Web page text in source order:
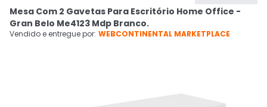
Cupons
CADASTRE-SE
Mesa Com 2 Gavetas Para Escritório Home Office -
Gran Belo Me4123 Mdp Branco.
Vendido e entregue por: WEBCONTINENTAL MARKETPLACE